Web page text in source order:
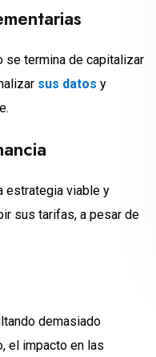
se termina de capitalizar
sus datos y
estrategia viable y
sus tarifas, a pesar de
demasiado
el impacto en las